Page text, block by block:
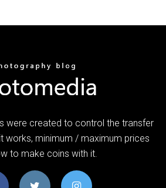
were created to control the transfer
works, minimum / maximum prices
to make coins with it.